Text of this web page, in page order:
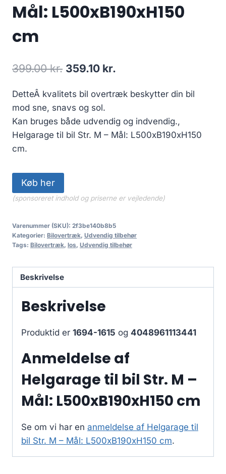
Mål: L500xB190xH150
cm
399.00kr. Den
pris
var:
399.00 kr..
359.10 kr.
pris
er:
359.10 kr..
DetteÂ kvalitets bil overtræk beskytter din bil
mod sne, snavs og sol.
Kan bruges både udvendig og indvendig.,
Helgarage til bil Str. M – Mål: L500xB190xH150
cm.
Køb her
(sponsoreret indhold og priserne er vejledende)
Varenummer (SKU): 2f3be140b8b5
Kategorier: Bilovertræk, Udvendig tilbehør
Tags: Bilovertræk, los, Udvendig tilbehør
Beskrivelse
Beskrivelse
Produktid er 1694-1615 og 4048961113441
Anmeldelse af
Helgarage til bil Str. M –
Mål: L500xB190xH150 cm
Se om vi har en anmeldelse af Helgarage til
bil Str. M – Mål: L500xB190xH150 cm.